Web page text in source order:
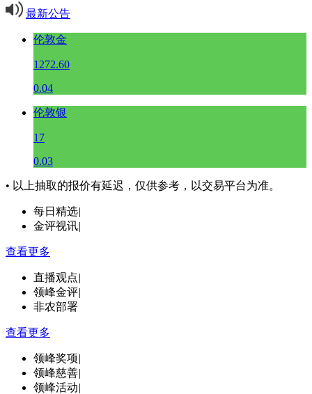
最新公告
伦敦金
1272.60
0.04
伦敦银
17
0.03
• 以上抽取的报价有延迟，仅供参考，以交易平台为准。
每日精选|
金评视讯|
查看更多
直播观点|
领峰金评|
非农部署
查看更多
领峰奖项|
领峰慈善|
领峰活动|